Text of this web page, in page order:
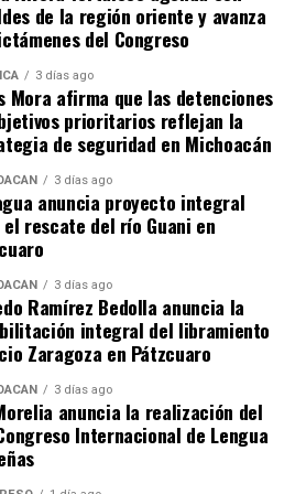
educativo nacional. Eso, ya no lo
las escuelas fantasmas del
que funcionan sin maestros ni
usan niños y ancianos en
Estado de México y el DF.
el ex priista Ángel Aguirre,
de aprehensión contra
de la Coordinadora Estatal de
de Guerrero, acusados de
les permitirían la libertad bajo
es esencial porque es donde
137 mil 266.
de la región oriente y avanza
del Congreso
3 días ago
Mora afirma que las detenciones
prioritarios reflejan la
de seguridad en Michoacán
3 días ago
anuncia proyecto integral
rescate del río Guani en
3 días ago
Ramírez Bedolla anuncia la
integral del libramiento
Zaragoza en Pátzcuaro
3 días ago
anuncia la realización del
Internacional de Lengua